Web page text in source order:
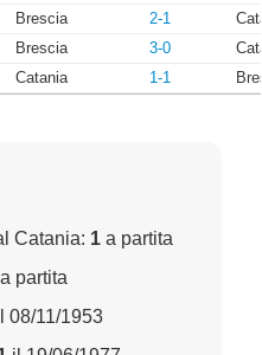
Brescia 2-1
Brescia 3-0
Catania 1-1
Catania: 1 a partita
a partita
08/11/1953